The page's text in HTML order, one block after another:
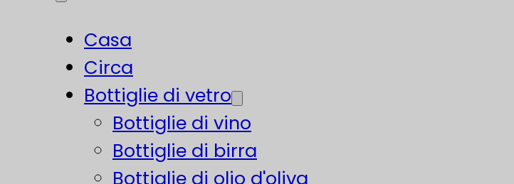
Casa
Circa
Bottiglie di vetro
Bottiglie di vino
Bottiglie di birra
Bottiglie di olio d'oliva